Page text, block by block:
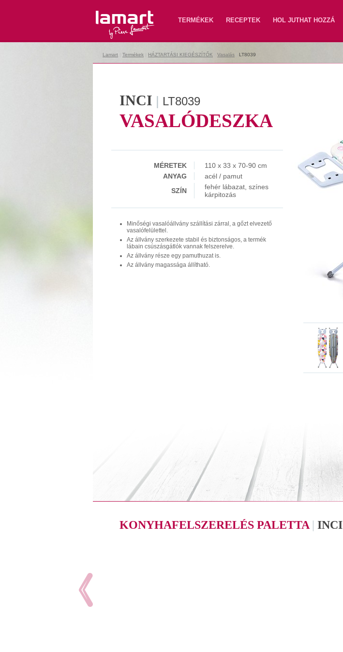
Lamart TERMÉKEK RECEPTEK HOL JUTHAT HOZZÁ
Lamart Termékek HÁZTARTÁSI KIEGÉSZÍTŐK Vasalás LT8039
INCI | LT8039
VASALÓDESZKA
MÉRETEK
110 x 33 x 70-90 cm
ANYAG
acél / pamut
SZÍN
fehér lábazat, színes
kárpitozás
Minőségi vasalóállvány szállítási zárral, a gőzt elvezető
vasalófelülettel.
Az állvány szerkezete stabil és biztonságos, a termék
lábain csúszásgátlók vannak felszerelve.
Az állvány része egy pamuthuzat is.
Az állvány magassága állítható.
KONYHAFELSZERELÉS PALETTA | INCI